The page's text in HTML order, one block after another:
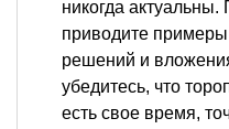
никогда
приводите
решений и
убедитесь, что
есть свое время,